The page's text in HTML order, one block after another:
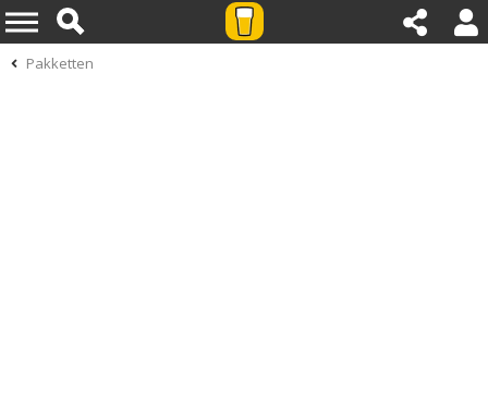
Pakketten